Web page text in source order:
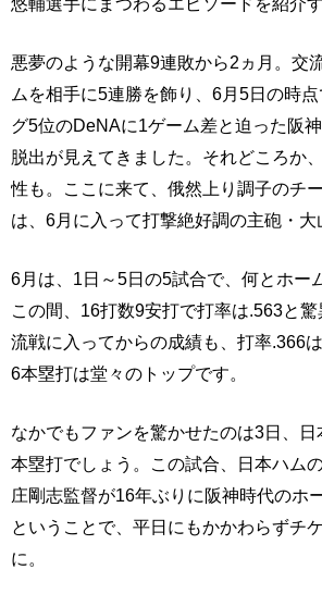
悪夢のような開幕9連敗から2ヵ月。交
ムを相手に5連勝を飾り、6月5日の時
グ5位のDeNAに1ゲーム差と迫った阪
脱出が見えてきました。それどころか
性も。ここに来て、俄然上り調子のチ
は、6月に入って打撃絶好調の主砲・大
6月は、1日～5日の5試合で、何とホー
この間、16打数9安打で打率は.563と
流戦に入ってからの成績も、打率.366
6本塁打は堂々のトップです。
なかでもファンを驚かせたのは3日、
本塁打でしょう。この試合、日本ハム
庄剛志監督が16年ぶりに阪神時代のホ
ということで、平日にもかかわらずチ
に。